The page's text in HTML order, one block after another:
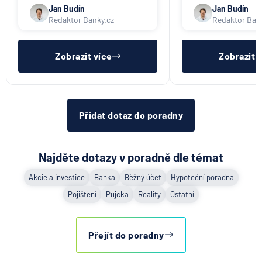
Jan Budín
Redaktor Banky.cz
Zobrazit více
Jan Budín
Redaktor
Zobrazit
Přidat dotaz do poradny
Najděte dotazy v poradně dle témat
Akcie a investice Banka Běžný účet
Hypoteční poradna
Pojištění
Půjčka Reality Ostatní
Přejít do poradny